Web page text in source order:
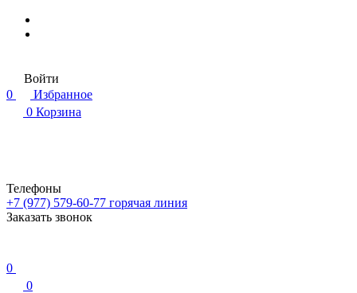
Войти
0
Избранное
0 Корзина
Телефоны
+7 (977) 579-60-77 горячая линия
Заказать звонок
0
0